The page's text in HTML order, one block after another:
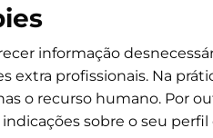
informação
extra profissionais. Na
o recurso humano. Por
sobre o seu